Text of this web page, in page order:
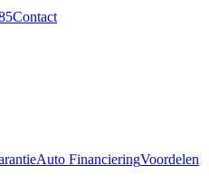
Contact
Auto FinancieringVoordelen